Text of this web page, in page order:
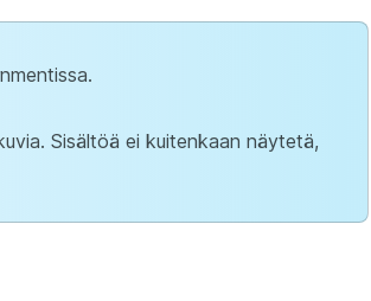
Sisältöä ei kuitenkaan näytetä,